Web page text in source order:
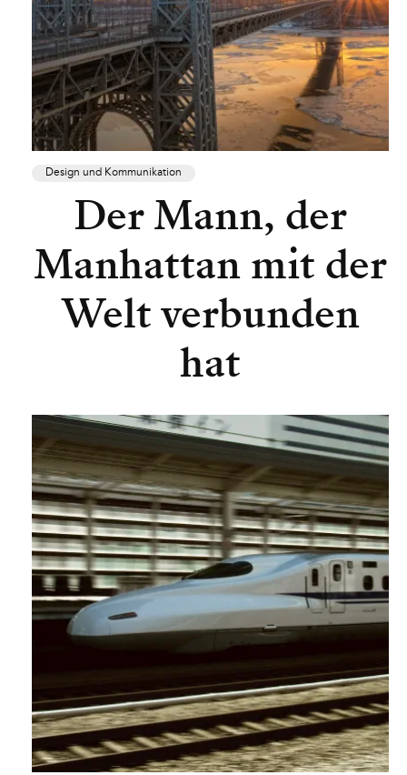
Design und Kommunikation
Der Mann, der
Manhattan mit der
Welt verbunden
hat